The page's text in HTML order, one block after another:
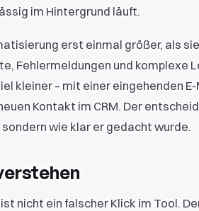
im Hintergrund läuft.
erst einmal größer, als
Fehlermeldungen und komplexe
kleiner – mit einer eingehenden
Kontakt im CRM. Der
wie klar er gedacht wurde.
nicht ein falscher Klick im Tool.